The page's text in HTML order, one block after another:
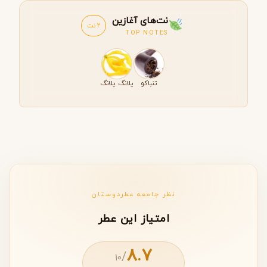
نت‌های آغازین
TOP NOTES
2 نت
تنباکو یلانگ یلانگ
نظر جامعه عطردوستان
امتیاز این عطر
8.7
/۱۰